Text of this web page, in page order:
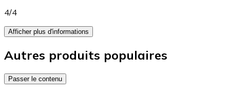
4/4
Afficher plus d'informations
Autres produits populaires
Passer le contenu